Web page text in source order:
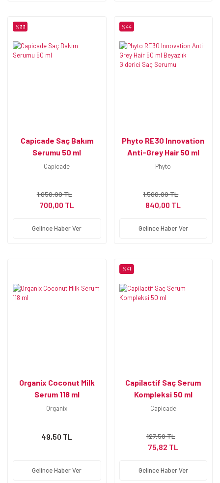
%33
Capicade Saç Bakım
Serumu 50 ml
Capicade
1.050,00 TL
700,00 TL
Gelince Haber Ver
%44
Phyto RE30 Innovation
Anti-Grey Hair 50 ml
Beyazlık Giderici Saç
Phyto
1.500,00 TL
840,00 TL
Gelince Haber Ver
Organix Coconut Milk
Serum 118 ml
Organix
49,50 TL
Gelince Haber Ver
%41
Capilactif Saç Serum
Kompleksi 50 ml
Capicade
127,50 TL
75,82 TL
Gelince Haber Ver